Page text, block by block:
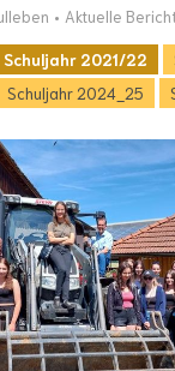
Aktuelle
Schuljahr 2021/22
Schuljahr 2024_25